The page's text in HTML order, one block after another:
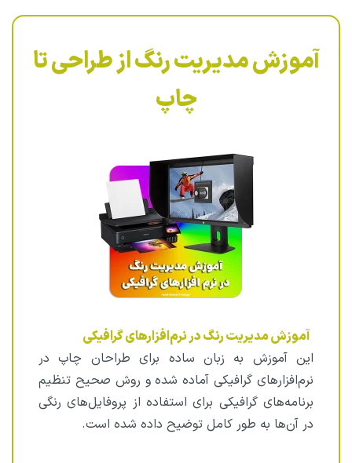
آموزش مدیریت رنگ از طراحی تا
چاپ
آموزش مدیریت رنگ در نرم‌افزارهای گرافیکی
این آموزش به زبان ساده برای طراحان چاپ در
نرم‌افزارهای گرافیکی آماده شده و روش صحیح تنظیم
برنامه‌های گرافیکی برای استفاده از پروفایل‌های رنگی
در آن‌ها به طور کامل توضیح داده شده است.